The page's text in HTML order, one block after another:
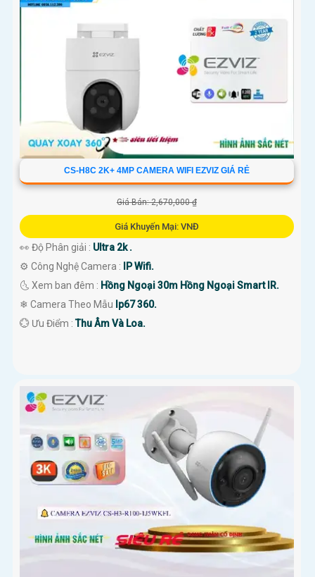
CS-H8C 2K+ 4MP CAMERA WIFI EZVIZ GIÁ RẺ
Giá Bán: 2,670,000 ₫
Giá Khuyến Mại: VNĐ
👀 Độ Phân giải : Ultra 2k .
⚙ Công Nghệ Camera :
IP Wifi.
🌜 Xem ban đêm : Hồng Ngoại 30m Hồng Ngoại Smart IR.
❄ Camera Theo Mẫu Ip67 360.
️💮 Ưu Điểm :Thu Âm Và Loa.